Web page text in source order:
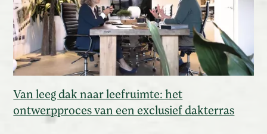
Van leeg dak naar leefruimte: het
ontwerpproces van een exclusief dakterras